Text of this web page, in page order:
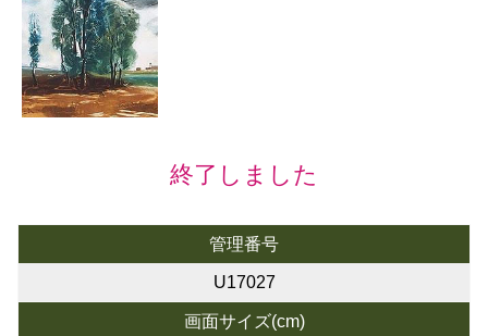
終了しました
管理番号
U17027
画面サイズ(cm)